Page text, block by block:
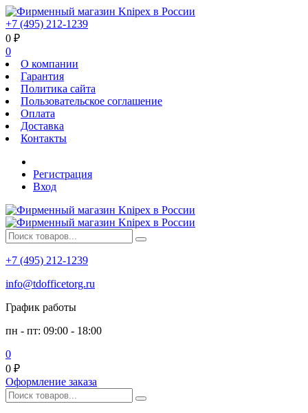
+7 (495) 212-1239
0 ₽
0
О компании
Гарантия
Политика сайта
Пользовательское соглашение
Оплата
Доставка
Контакты
Регистрация
Вход
+7 (495) 212-1239
info@tdofficetorg.ru
График работы
пн - пт: 09:00 - 18:00
0
0 ₽
Оформление заказа